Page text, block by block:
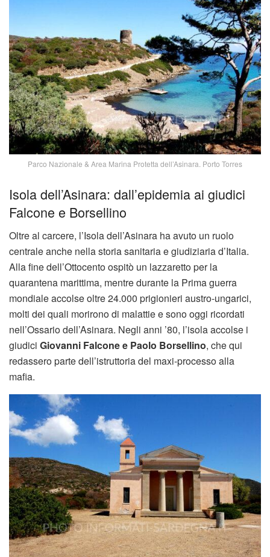
Parco Nazionale & Area Marina Protetta dell’Asinara. Porto Torres
Isola dell’Asinara: dall’epidemia ai giudici
Falcone e Borsellino
Oltre al carcere, l’Isola dell’Asinara ha avuto un ruolo
centrale anche nella storia sanitaria e giudiziaria d’Italia.
Alla fine dell’Ottocento ospitò un lazzaretto per la
quarantena marittima, mentre durante la Prima guerra
mondiale accolse oltre 24.000 prigionieri austro-ungarici,
molti dei quali morirono di malattie e sono oggi ricordati
nell’Ossario dell’Asinara. Negli anni ’80, l’isola accolse i
giudici Giovanni Falcone e Paolo Borsellino, che qui
redassero parte dell’istruttoria del maxi-processo alla
mafia.